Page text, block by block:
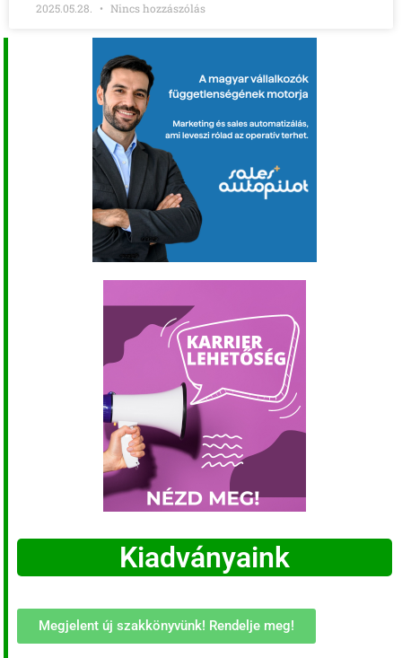
2025.05.28. Nincs hozzászólás
Kiadványaink
Megjelent új szakkönyvünk! Rendelje meg!